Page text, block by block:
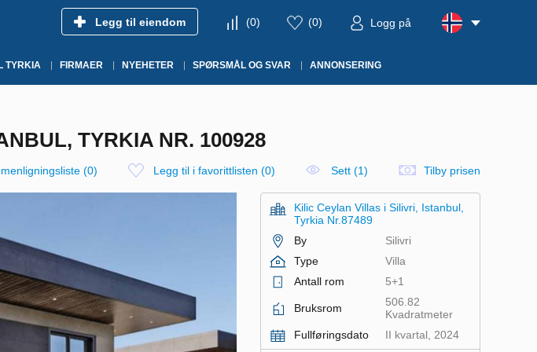
Legg til eiendom (0) (0) Logg på
TYRKIA FIRMAER NYEHETER SPØRSMÅL OG SVAR ANNONSERING
TYRKIA NR. 100928
(0) Legg til i favorittlisten (0) Sett (1) Tilby prisen
Kilic Ceylan Villas i Silivri, Istanbul,
Tyrkia Nr.87489
By
Silivri
Type
Villa
Antall rom
5+1
Bruksrom
506.82
Kvadratmeter
Fullføringsdato
II kvartal, 2024